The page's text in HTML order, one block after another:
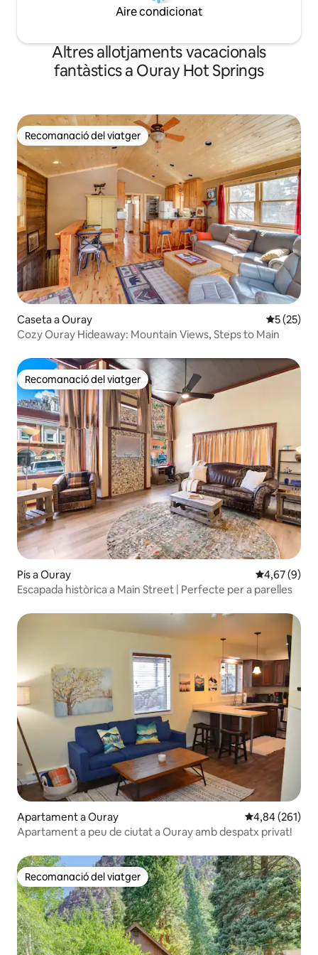
Aire condicionat
Altres allotjaments vacacionals
fantàstics a Ouray Hot Springs
Recomanació del viatger
Recomanació del viatger
Caseta a Ouray 5 de
5 (25)
Cozy Ouray Hideaway: Mountain Views, Steps to Main
Recomanació del viatger
Recomanació del viatger
Pis a Ouray 4,67 de
4,67 (9)
Escapada històrica a Main Street | Perfecte per a parelles
Apartament a Ouray 4,84 de
4,84 (261)
Apartament a peu de ciutat a Ouray amb despatx privat!
Recomanació del viatger
Recomanació del viatger